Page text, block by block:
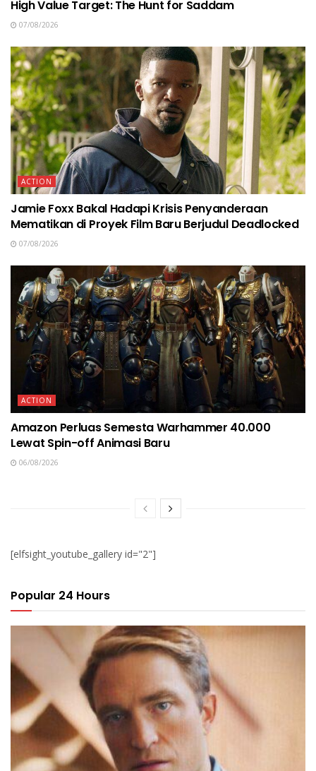
High Value Target: The Hunt for Saddam
07/08/2026
ACTION
Jamie Foxx Bakal Hadapi Krisis Penyanderaan
Mematikan di Proyek Film Baru Berjudul Deadlocked
07/08/2026
ACTION
Amazon Perluas Semesta Warhammer 40.000
Lewat Spin-off Animasi Baru
06/08/2026
[elfsight_youtube_gallery id="2"]
Popular 24 Hours